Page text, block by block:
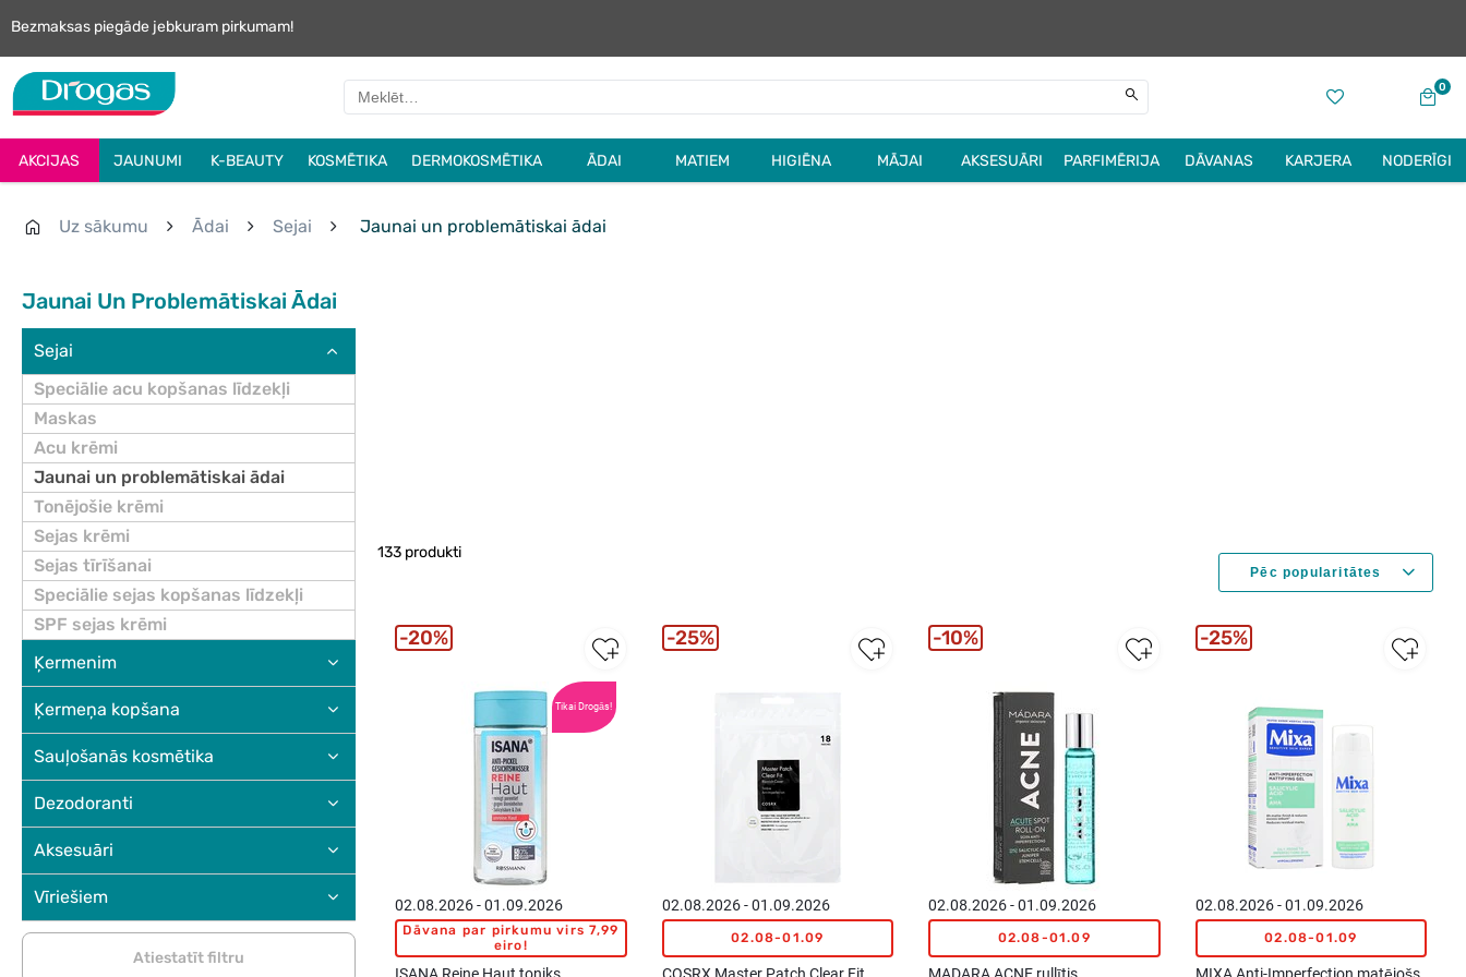
Bezmaksas piegāde jebkuram pirkumam!
0
AKCIJAS JAUNUMI K-BEAUTY KOSMĒTIKA DERMOKOSMĒTIKA ĀDAI MATIEM HIGIĒNA MĀJAI AKSESUĀRI PARFIMĒRIJA DĀVANAS KARJERA NODERĪGI
Uz sākumu Ādai Sejai Jaunai un problemātiskai ādai
Jaunai Un Problemātiskai Ādai
Sejai
Speciālie acu kopšanas līdzekļi
Maskas
Acu krēmi
Jaunai un problemātiskai ādai
Tonējošie krēmi
Sejas krēmi
Sejas tīrīšanai
Speciālie sejas kopšanas līdzekļi
SPF sejas krēmi
Ķermenim
Ķermeņa kopšana
Sauļošanās kosmētika
Dezodoranti
Aksesuāri
Vīriešiem
Atiestatīt filtru
133 produkti
Tikai Drogās!
02.08.2026 - 01.09.2026
Dāvana par pirkumu virs 7,99
eiro!
ISANA Reine Haut toniks
20%
02.08.2026 - 01.09.2026
02.08-01.09
COSRX Master Patch Clear Fit
25%
02.08.2026 - 01.09.2026
02.08-01.09
MADARA ACNE rullītis
10%
02.08.2026 - 01.09.2026
02.08-01.09
MIXA Anti-Imperfection matējošs
25%